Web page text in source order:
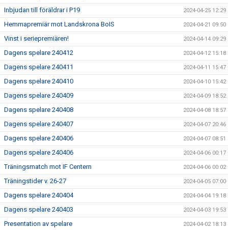
Inbjudan till föräldrar i P19 2024-04-25 12:29
Hemmapremiär mot Landskrona BoIS 2024-04-21 09:50
Vinst i seriepremiären! 2024-04-14 09:29
Dagens spelare 240412 2024-04-12 15:18
Dagens spelare 240411 2024-04-11 15:47
Dagens spelare 240410 2024-04-10 15:42
Dagens spelare 240409 2024-04-09 18:52
Dagens spelare 240408 2024-04-08 18:57
Dagens spelare 240407 2024-04-07 20:46
Dagens spelare 240406 2024-04-07 08:51
Dagens spelare 240406 2024-04-06 00:17
Träningsmatch mot IF Centern 2024-04-06 00:02
Träningstider v. 26-27 2024-04-05 07:00
Dagens spelare 240404 2024-04-04 19:18
Dagens spelare 240403 2024-04-03 19:53
Presentation av spelare 2024-04-02 18:13